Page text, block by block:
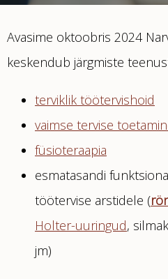
Avasime oktoobris 2024
keskendub järgmiste
terviklik töötervishoid
vaimse tervise
füsioteraapia
esmatasandi
töötervise arstidele (
Holter-uuringud,
jm)